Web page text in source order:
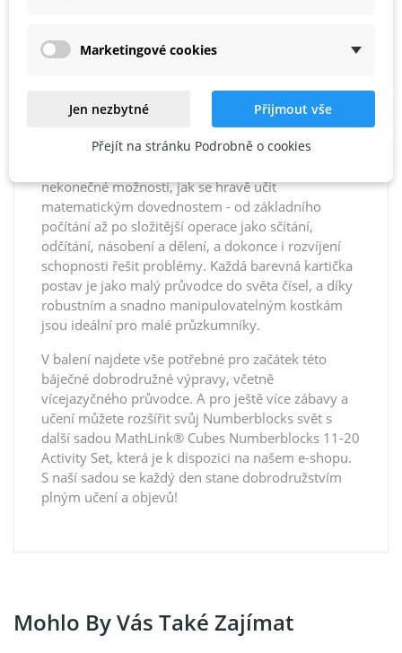
54 samolepek a dalšími doplňky se stane
Ale to není vše! Sada je vybavena také 30
nápaditými aktivitami na 15 oboustranných,
nekonečné možnosti, jak se hravě učit
matematickým dovednostem - od základního
počítání až po složitější operace jako sčítání,
odčítání, násobení a dělení, a dokonce i rozvíjení
schopnosti řešit problémy. Každá barevná kartička
postav je jako malý průvodce do světa čísel, a díky
robustním a snadno manipulovatelným kostkám
jsou ideální pro malé průzkumníky.
V balení najdete vše potřebné pro začátek této
báječné dobrodružné výpravy, včetně
vícejazyčného průvodce. A pro ještě více zábavy a
učení můžete rozšířit svůj Numberblocks svět s
další sadou MathLink® Cubes Numberblocks 11-20
Activity Set, která je k dispozici na našem e-shopu.
S naší sadou se každý den stane dobrodružstvím
plným učení a objevů!
Mohlo By Vás Také Zajímat
Marketingové cookies
Jen nezbytné Přijmout vše
Přejít na stránku Podrobně o cookies